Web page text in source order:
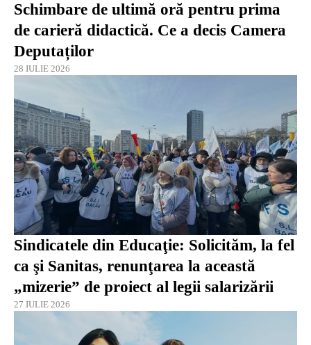
Schimbare de ultimă oră pentru prima
de carieră didactică. Ce a decis Camera
Deputaților
28 IULIE 2026
Sindicatele din Educaţie: Solicităm, la fel
ca şi Sanitas, renunţarea la această
„mizerie” de proiect al legii salarizării
27 IULIE 2026